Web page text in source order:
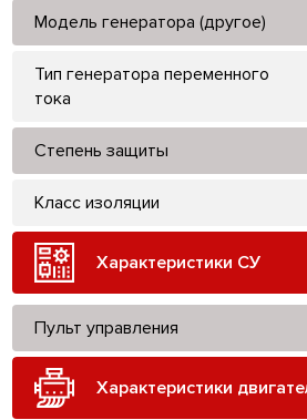
Модель генератора (другое)
Тип генератора переменного
тока
Степень защиты
Класс изоляции
Характеристики СУ
Пульт управления
Характеристики